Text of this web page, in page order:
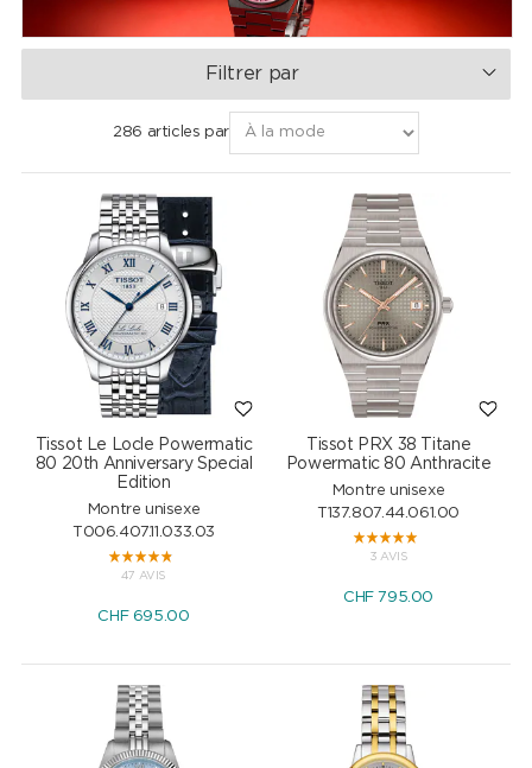
Filtrer par
286 articles par
Tissot Le Locle Powermatic
80 20th Anniversary Special
Edition
Montre unisexe
T006.407.11.033.03
47 AVIS
CHF 695.00
Tissot PRX 38 Titane
Powermatic 80 Anthracite
Montre unisexe
T137.807.44.061.00
3 AVIS
CHF 795.00